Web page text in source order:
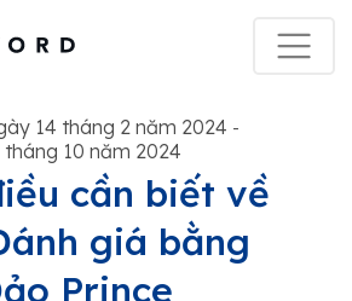
14 tháng 2 năm 2024 -
10 năm 2024
cần biết về
giá bằng
Prince